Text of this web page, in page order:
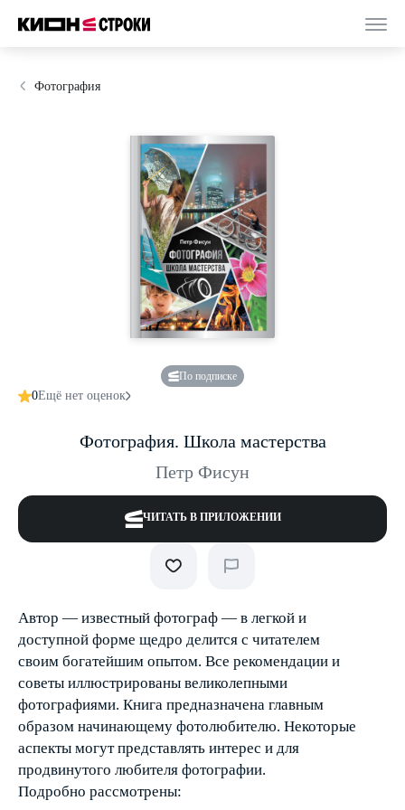
Фотография
По подписке
0Ещё нет оценок
Фотография. Школа мастерства
Петр Фисун
ЧИТАТЬ В ПРИЛОЖЕНИИ
Автор — известный фотограф — в легкой и
доступной форме щедро делится с читателем
своим богатейшим опытом. Все рекомендации и
советы иллюстрированы великолепными
фотографиями. Книга предназначена главным
образом начинающему фотолюбителю. Некоторые
аспекты могут представлять интерес и для
продвинутого любителя фотографии.
Подробно рассмотрены: